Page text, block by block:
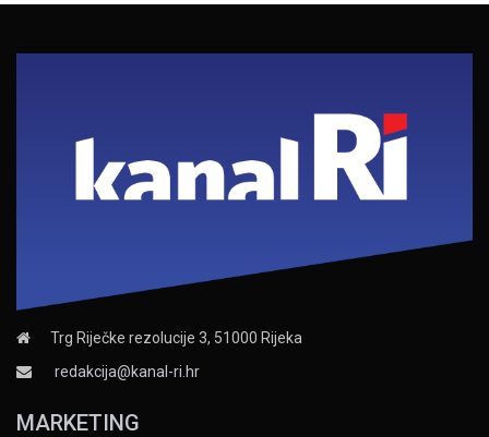
Trg Riječke rezolucije 3, 51000 Rijeka
redakcija@kanal-ri.hr
MARKETING